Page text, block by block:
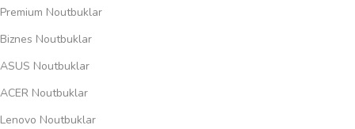
Premium Noutbuklar
Biznes Noutbuklar
ASUS Noutbuklar
ACER Noutbuklar
Lenovo Noutbuklar